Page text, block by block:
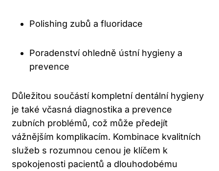
Polishing zubů a fluoridace
Poradenství ohledně ústní hygieny a
prevence
Důležitou součástí kompletní dentální hygieny
je také včasná diagnostika a prevence
zubních problémů, což může předejít
vážnějším komplikacím. Kombinace kvalitních
služeb s rozumnou cenou je klíčem k
spokojenosti pacientů a dlouhodobému